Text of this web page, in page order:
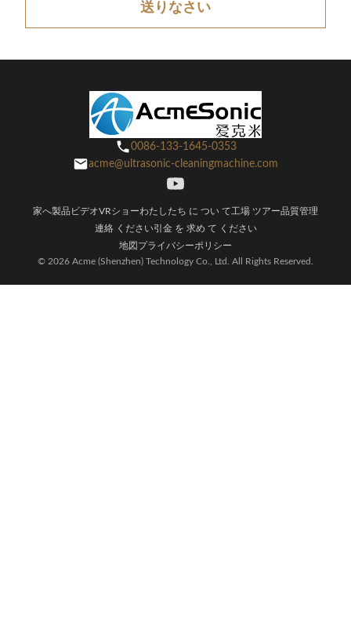
送りなさい
0086-133-1645-0353
acme@ultrasonic-cleaningmachine.com
家へ製品 ビデオVRショーわたしたち に つい て工場 ツアー品質管理
連絡 ください引金 を 求め て ください
地図 プライバシーポリシー
© 2026 Acme (Shenzhen) Technology Co., Ltd. All Rights Reserved.